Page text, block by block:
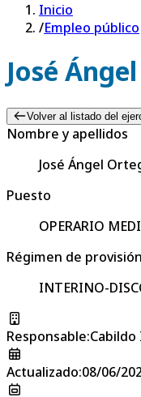
Inicio
/Empleo público
José
Volver al listado del
Nombre y apellidos
José Ángel
Puesto
OPERARIO
Régimen de provisión
INTERINO-
Responsable:
Actualizado:08/06/